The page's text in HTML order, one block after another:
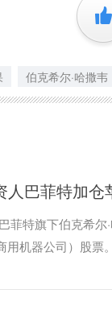
+1
伯克希尔·哈撒韦
人巴菲特加仓
特旗下伯克希尔
机器公司）股票。